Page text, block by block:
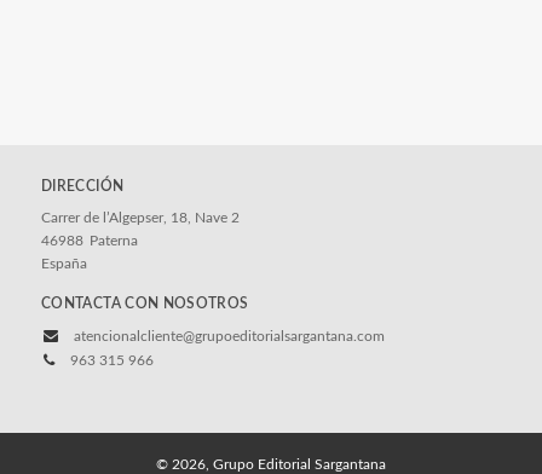
DIRECCIÓN
Carrer de l’Algepser, 18, Nave 2
46988 Paterna
España
CONTACTA CON NOSOTROS
atencionalcliente@grupoeditorialsargantana.com
963 315 966
© 2026, Grupo Editorial Sargantana